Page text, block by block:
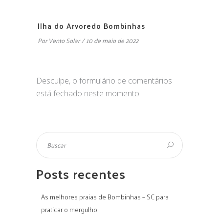
Ilha do Arvoredo Bombinhas
Por Vento Solar 10 de maio de 2022
Desculpe, o formulário de comentários
está fechado neste momento.
Posts recentes
As melhores praias de Bombinhas – SC para
praticar o mergulho